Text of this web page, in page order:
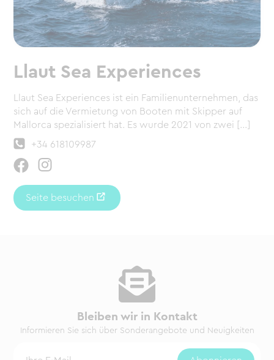
Llaut Sea Experiences
Llaut Sea Experiences ist ein Familienunternehmen, das
sich auf die Vermietung von Booten mit Skipper auf
Mallorca spezialisiert hat. Es wurde 2021 von zwei [...]
+34 618109987
Seite besuchen
Bleiben wir in Kontakt
Informieren Sie sich über Sonderangebote und Neuigkeiten